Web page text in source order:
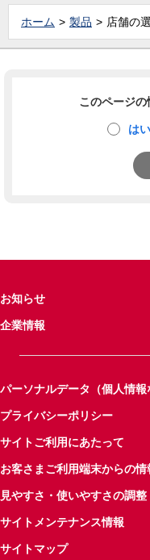
ホーム 製品 店舗の
このページの
はい
お知らせ
企業情報
パーソナルデータ（個人情報
プライバシーポリシー
サイトご利用にあたって
お客さまご利用端末からの
見やすさ・使いやすさの調整
サイトメンテナンス情報
サイトマップ